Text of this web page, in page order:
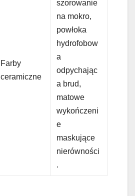
Farby
ceramiczne
szorowanie
na mokro,
powłoka
hydrofobow
a
odpychając
a brud,
matowe
wykończeni
e
maskujące
nierówności
.